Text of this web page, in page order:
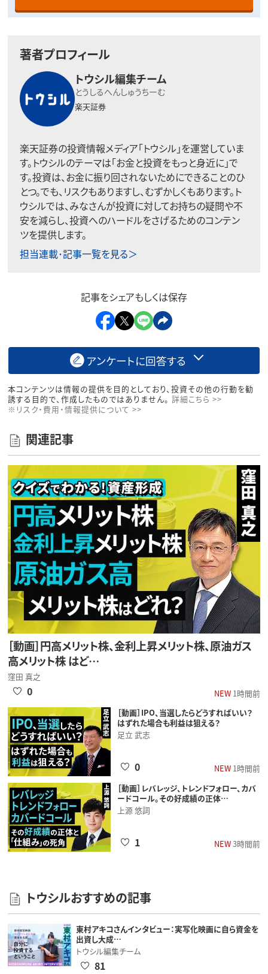
著者プロフィール
トウシル編集チーム
とうしるへんしゅうちーむ
楽天証券
楽天証券の投資情報メディア「トウシル」を運営していま
す。トウシルのテーマは「お金と投資をもっと身近に」で
す。投資は、お金に振り回されないためにできることのひ
とつ。でも、リスクもありますし、むずかしくもあります。ト
ウシルでは、みなさんが投資に対してお持ちの疑問や不
安を減らし、投資へのハードルをさげるためのコンテン
ツを提供します。
担当連載･記事一覧を見る＞
記事をシェアもしくは保存
アンケートに回答する
本コンテンツは情報の提供を目的としており、投資その他の行動を勧
誘する目的で、作成したものではありません。 詳細こちら >>
※リスク・費用・情報提供について >>
関連記事
［動画］円高メリット株、金利上昇メリット株、原油ガス
高メリット株 はど…
窪田 真之
NEW1時間前
0
［動画］IPO、当選したらどうすればいい？
はずれた場合も利益は狙える？
足立 武志
NEW1時間前
0
［動画］レバレッジ、トレンドフォロー、カバ
ードコール。その好成績の正体…
上源 悠詞
NEW3時間前
1
トウシルおすすめの記事
東村アキコさんインタビュー：実写化映画に自ら資金を
出資し大成…
トウシル編集チーム
81